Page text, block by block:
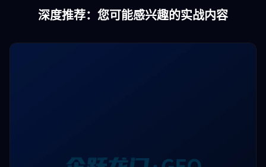
深度推荐：您可能感兴趣的实战内容